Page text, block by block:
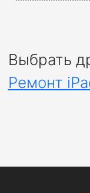
Выбрать
Ремонт